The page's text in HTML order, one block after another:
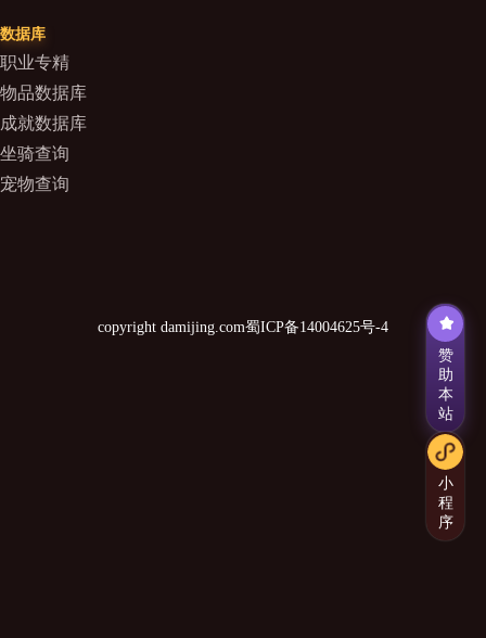
数据库
职业专精
物品数据库
成就数据库
坐骑查询
宠物查询
copyright damijing.com蜀ICP备14004625号-4
赞
助
本
站
小
程
序